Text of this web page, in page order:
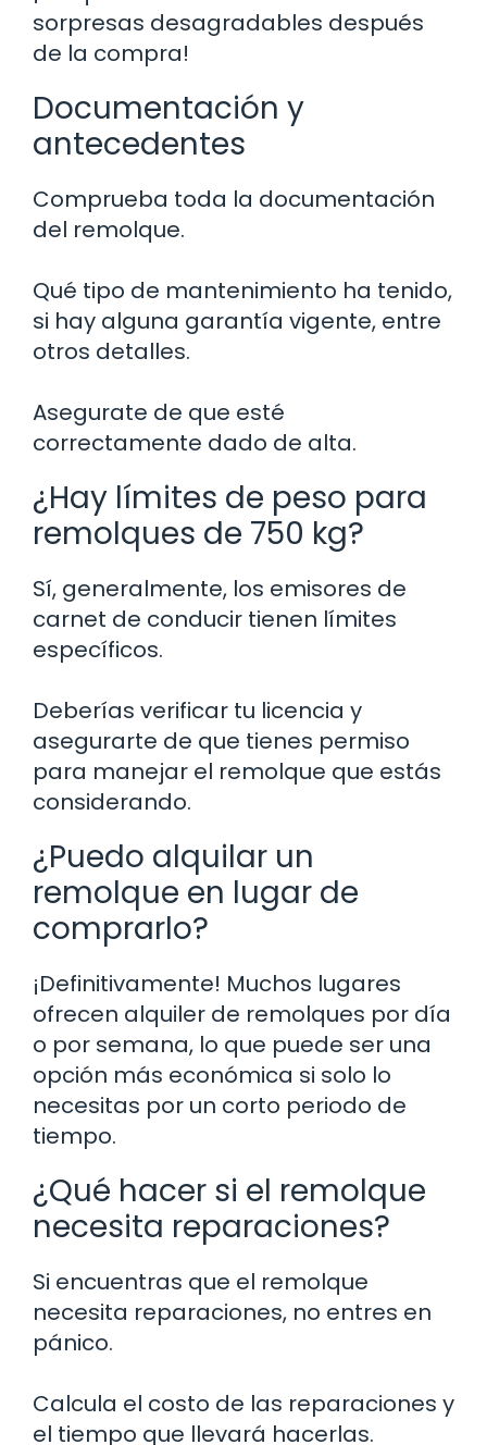
sorpresas desagradables después
de la compra!
Documentación y
antecedentes
Comprueba toda la documentación
del remolque.
Qué tipo de mantenimiento ha tenido,
si hay alguna garantía vigente, entre
otros detalles.
Asegurate de que esté
correctamente dado de alta.
¿Hay límites de peso para
remolques de 750 kg?
Sí, generalmente, los emisores de
carnet de conducir tienen límites
específicos.
Deberías verificar tu licencia y
asegurarte de que tienes permiso
para manejar el remolque que estás
considerando.
¿Puedo alquilar un
remolque en lugar de
comprarlo?
¡Definitivamente! Muchos lugares
ofrecen alquiler de remolques por día
o por semana, lo que puede ser una
opción más económica si solo lo
necesitas por un corto periodo de
tiempo.
¿Qué hacer si el remolque
necesita reparaciones?
Si encuentras que el remolque
necesita reparaciones, no entres en
pánico.
Calcula el costo de las reparaciones y
el tiempo que llevará hacerlas.